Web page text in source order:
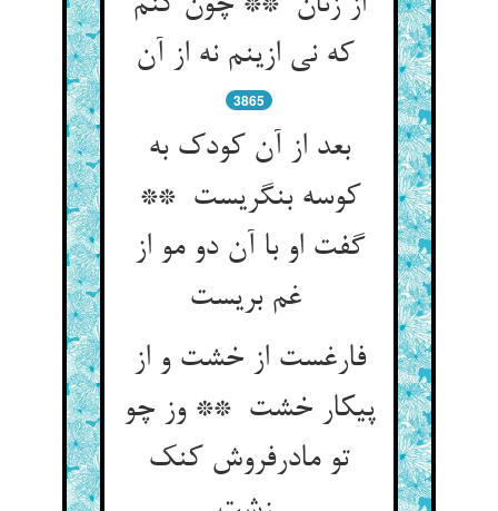
3865
بعد از آن کودک به
کوسه بنگریست **
گفت او با آن دو مو از
غم بریست
فارغست از خشت و از
پیکار خشت ** وز چو
تو مادرفروش کنک